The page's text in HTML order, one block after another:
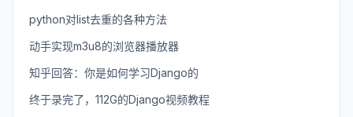
python对list去重的各种方法
动手实现m3u8的浏览器播放器
知乎回答：你是如何学习Django的
终于录完了，112G的Django视频教程